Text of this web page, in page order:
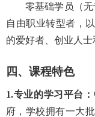
零基础学员（无
自由职业转型者，
的爱好者、创业人士
四、课程特色
1.专业的学习平台：
府，学校拥有一大